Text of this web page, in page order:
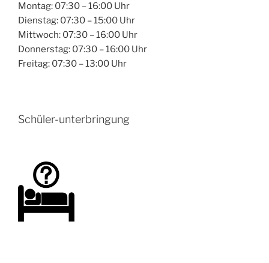
Montag: 07:30 – 16:00 Uhr
Dienstag: 07:30 – 15:00 Uhr
Mittwoch: 07:30 – 16:00 Uhr
Donnerstag: 07:30 – 16:00 Uhr
Freitag: 07:30 – 13:00 Uhr
Schüler-unterbringung